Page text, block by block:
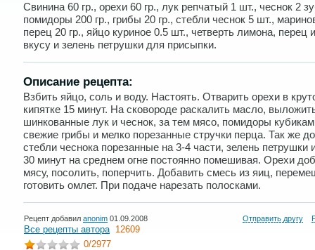
Свинина 60 гр., орехи 60 гр., лук репчатый 1 шт., чеснок 2
помидоры 200 гр., грибы 20 гр., стебли чеснок 5 шт.,
перец 20 гр., яйцо куриное 0.5 шт., четверть лимона, перец
вкусу и зелень петрушки для присыпки.
Описание рецепта:
Взбить яйцо, соль и воду. Настоять. Отварить орехи в
кипятке 15 минут. На сковороде раскалить масло,
шинкованные лук и чеснок, за тем мясо, помидоры
свежие грибы и мелко порезанные стручки перца. Так же
стебли чеснока порезанные на 3-4 части, зелень петрушки
30 минут на среднем огне постоянно помешивая. Орехи
мясу, посолить, поперчить. Добавить смесь из яиц,
готовить омлет. При подаче нарезать полосками.
Рецепт добавил anonim 01.09.2008 Отправить другу
Все рецепты автора 12609
0/2977